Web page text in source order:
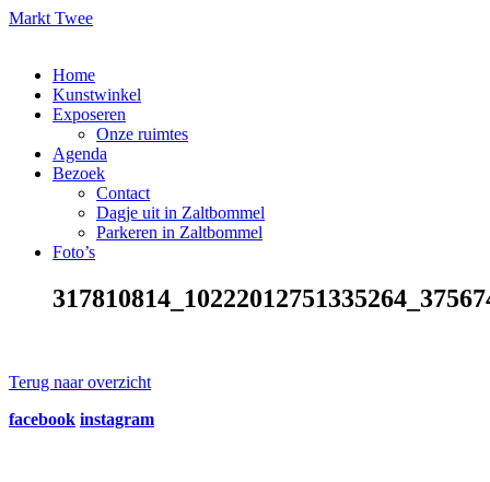
Markt Twee
Home
Kunstwinkel
Exposeren
Onze ruimtes
Agenda
Bezoek
Contact
Dagje uit in Zaltbommel
Parkeren in Zaltbommel
Foto’s
Terug naar overzicht
facebook instagram